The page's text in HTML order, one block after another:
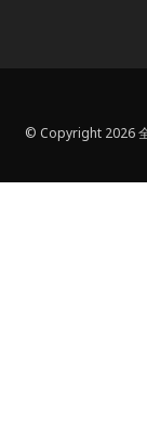
© Copyright 2026